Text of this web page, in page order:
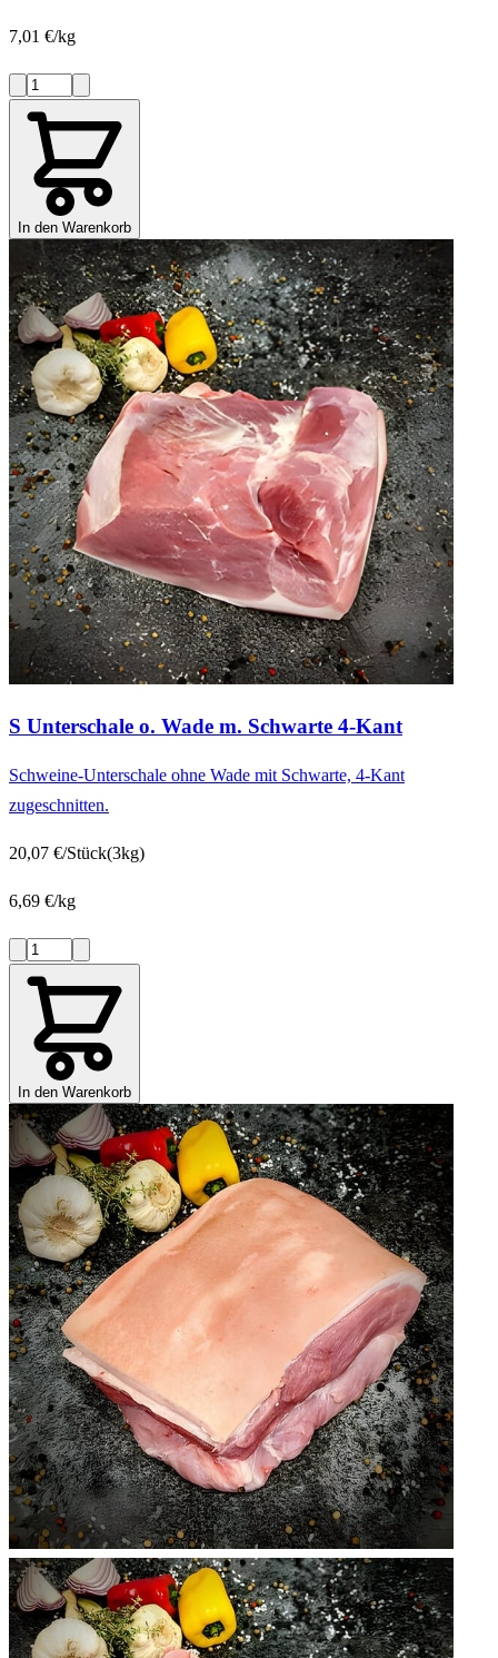
7,01 €/kg
In den Warenkorb
S Unterschale o. Wade m. Schwarte 4-Kant
Schweine-Unterschale ohne Wade mit Schwarte, 4-Kant
zugeschnitten.
20,07 €/Stück(3kg)
6,69 €/kg
In den Warenkorb